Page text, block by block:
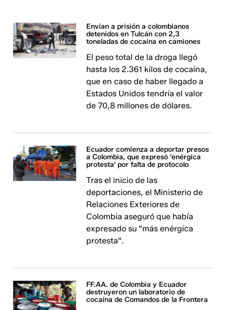
Envían a prisión a colombianos
detenidos en Tulcán con 2,3
toneladas de cocaína en camiones
El peso total de la droga llegó
hasta los 2.361 kilos de cocaína,
que en caso de haber llegado a
Estados Unidos tendría el valor
de 70,8 millones de dólares.
Ecuador comienza a deportar presos
a Colombia, que expresó 'enérgica
protesta' por falta de protocolo
Tras el inicio de las
deportaciones, el Ministerio de
Relaciones Exteriores de
Colombia aseguró que había
expresado su "más enérgica
protesta".
FF.AA. de Colombia y Ecuador
destruyeron un laboratorio de
cocaína de Comandos de la Frontera